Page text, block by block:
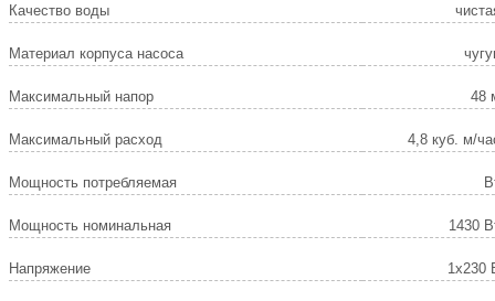
Качество воды
Материал корпуса насоса
Максимальный напор 48
Максимальный расход 4,8 куб. м/
Мощность потребляемая
Мощность номинальная 1430
Напряжение 1х230